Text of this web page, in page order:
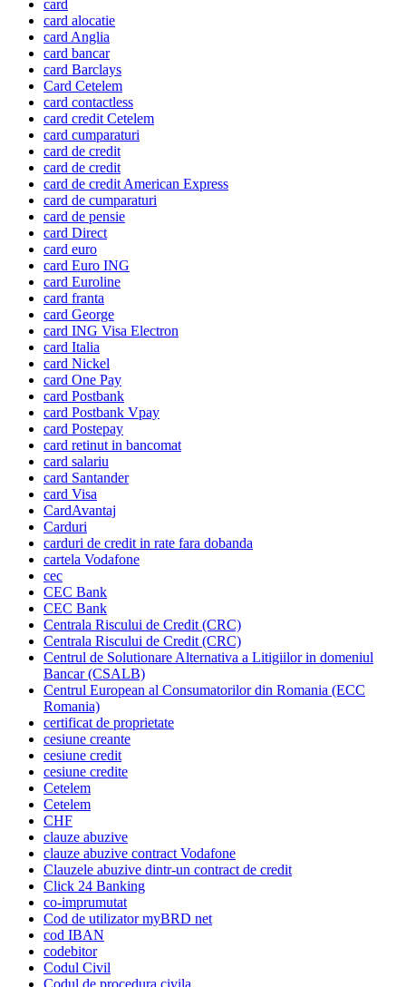
card
card alocatie
card Anglia
card bancar
card Barclays
Card Cetelem
card contactless
card credit Cetelem
card cumparaturi
card de credit
card de credit
card de credit American Express
card de cumparaturi
card de pensie
card Direct
card euro
card Euro ING
card Euroline
card franta
card George
card ING Visa Electron
card Italia
card Nickel
card One Pay
card Postbank
card Postbank Vpay
card Postepay
card retinut in bancomat
card salariu
card Santander
card Visa
CardAvantaj
Carduri
carduri de credit in rate fara dobanda
cartela Vodafone
cec
CEC Bank
CEC Bank
Centrala Riscului de Credit (CRC)
Centrala Riscului de Credit (CRC)
Centrul de Solutionare Alternativa a Litigiilor in domeniul
Bancar (CSALB)
Centrul European al Consumatorilor din Romania (ECC
Romania)
certificat de proprietate
cesiune creante
cesiune credit
cesiune credite
Cetelem
Cetelem
CHF
clauze abuzive
clauze abuzive contract Vodafone
Clauzele abuzive dintr-un contract de credit
Click 24 Banking
co-imprumutat
Cod de utilizator myBRD net
cod IBAN
codebitor
Codul Civil
Codul de procedura civila